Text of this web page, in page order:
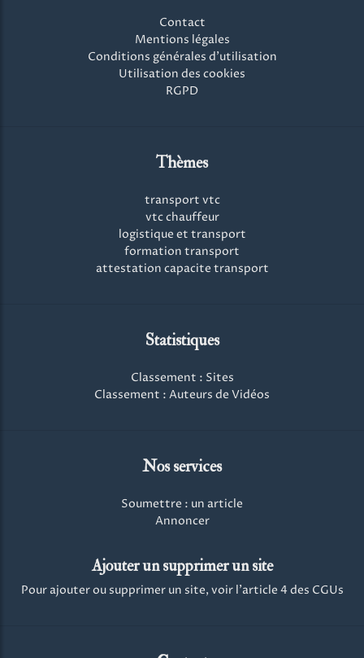
Contact
Mentions légales
Conditions générales d'utilisation
Utilisation des cookies
RGPD
Thèmes
transport vtc
vtc chauffeur
logistique et transport
formation transport
attestation capacite transport
Statistiques
Classement : Sites
Classement : Auteurs de Vidéos
Nos services
Soumettre : un article
Annoncer
Ajouter un supprimer un site
Pour ajouter ou supprimer un site, voir l'article 4 des CGUs